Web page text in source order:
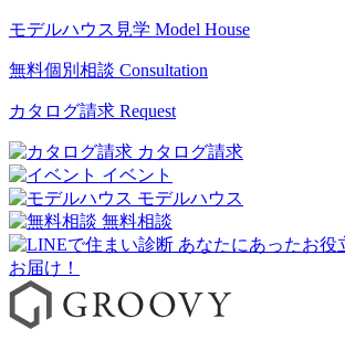
モデルハウス見学 Model House
無料個別相談 Consultation
カタログ請求 Request
カタログ請求
イベント
モデルハウス
無料相談